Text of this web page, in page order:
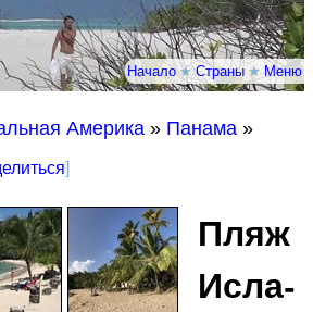
Начало★Страны★Меню
Америка » Панама »
]
Пляж
Исла-